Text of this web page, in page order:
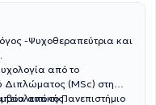
-Ψυχοθεραπεύτρια και
από το
Διπλώματος (MSc) στη
από το Πανεπιστήμιο